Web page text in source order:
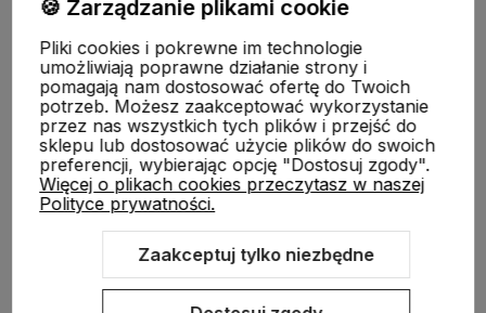
O nas
Sklep internetowy Shoper.pl Szablon Shoper Modern 3.0™
🍪 Zarządzanie plikami cookie
Pliki cookies i pokrewne im technologie
umożliwiają poprawne działanie strony i
pomagają nam dostosować ofertę do Twoich
potrzeb. Możesz zaakceptować wykorzystanie
przez nas wszystkich tych plików i przejść do
sklepu lub dostosować użycie plików do swoich
preferencji, wybierając opcję "Dostosuj zgody".
Więcej o plikach cookies przeczytasz w naszej
Polityce prywatności.
Zaakceptuj tylko niezbędne